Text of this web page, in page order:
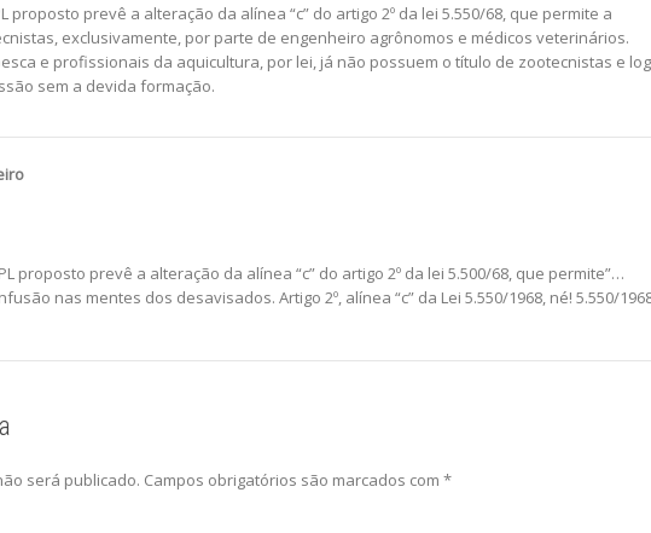
proposto prevê a alteração da alínea “c” do artigo 2º da lei 5.550/68, que permite a
exclusivamente, por parte de engenheiro agrônomos e médicos veterinários.
e profissionais da aquicultura, por lei, já não possuem o título de zootecnistas e
sem a devida formação.
proposto prevê a alteração da alínea “c” do artigo 2º da lei 5.500/68, que permite”…
nas mentes dos desavisados. Artigo 2º, alínea “c” da Lei 5.550/1968, né! 5.550/
será publicado. Campos obrigatórios são marcados com *